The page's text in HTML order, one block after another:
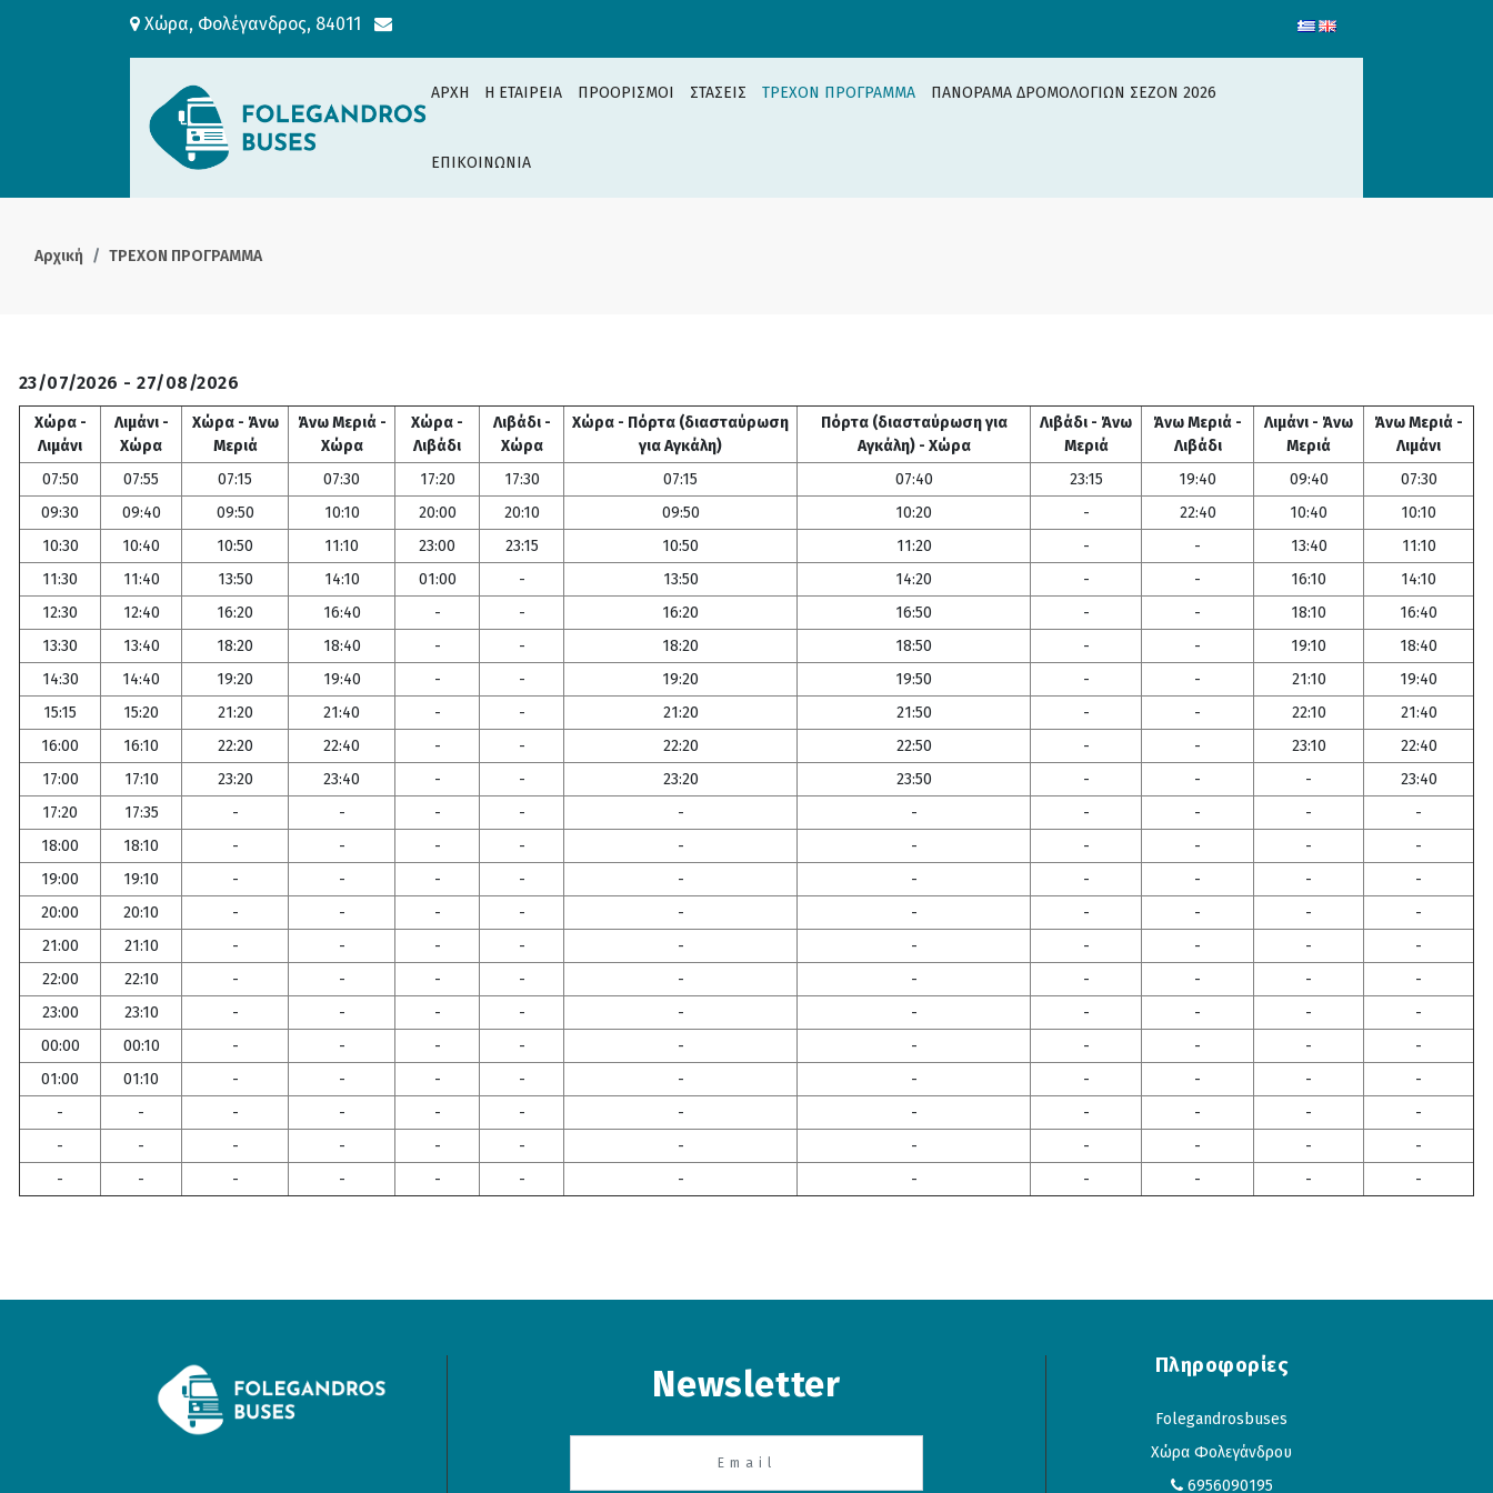
Χώρα, Φολέγανδρος, 84011
ΑΡΧΗ H ΕΤΑΙΡΕΙΑ ΠΡΟΟΡΙΣΜΟΙ ΣΤΑΣΕΙΣ ΤΡΕΧΟΝ ΠΡΟΓΡΑΜΜΑ ΠΑΝΟΡΑΜΑ ΔΡΟΜΟΛΟΓΙΩΝ ΣΕΖΟΝ 2026
ΕΠΙΚΟΙΝΩΝΙΑ
Αρχική ΤΡΕΧΟΝ ΠΡΟΓΡΑΜΜΑ
23/07/2026 - 27/08/2026
Χώρα -
Λιμάνι
Λιμάνι -
Χώρα
Χώρα - Άνω
Μεριά
Άνω Μεριά -
Χώρα
Χώρα -
Λιβάδι
Λιβάδι -
Χώρα
Χώρα - Πόρτα (διασταύρωση
για Αγκάλη)
Πόρτα (διασταύρωση για
Αγκάλη) - Χώρα
Λιβάδι - Άνω
Μεριά
Άνω Μεριά -
Λιβάδι
Λιμάνι - Άνω
Μεριά
Άνω Μεριά -
Λιμάνι
07:50
07:55 07:15 07:30 17:20 17:30 07:15 07:40 23:15 19:40 09:40
07:30
09:30
09:40 09:50 10:10 20:00 20:10 09:50 10:20 - 22:40 10:40
10:10
10:30
10:40 10:50 11:10 23:00 23:15 10:50 11:20 - - 13:40
11:10
11:30
11:40 13:50 14:10 01:00 - 13:50 14:20 - - 16:10
14:10
12:30
12:40 16:20 16:40 - - 16:20 16:50 - - 18:10
16:40
13:30
13:40 18:20 18:40 - - 18:20 18:50 - - 19:10
18:40
14:30
14:40 19:20 19:40 - - 19:20 19:50 - - 21:10
19:40
15:15
15:20 21:20 21:40 - - 21:20 21:50 - - 22:10
21:40
16:00
16:10 22:20 22:40 - - 22:20 22:50 - - 23:10
22:40
17:00
17:10 23:20 23:40 - - 23:20 23:50 - - -
23:40
17:20
17:35 - - - - - - - - -
-
18:00
18:10 - - - - - - - - -
-
19:00
19:10 - - - - - - - - -
-
20:00
20:10 - - - - - - - - -
-
21:00
21:10 - - - - - - - - -
-
22:00
22:10 - - - - - - - - -
-
23:00
23:10 - - - - - - - - -
-
00:00
00:10 - - - - - - - - -
-
01:00
01:10 - - - - - - - - -
-
-
- - - - - - - - - -
-
-
- - - - - - - - - -
-
-
- - - - - - - - - - -
Newsletter Πληροφορίες
Folegandrosbuses
Χώρα Φολεγάνδρου
6956090195